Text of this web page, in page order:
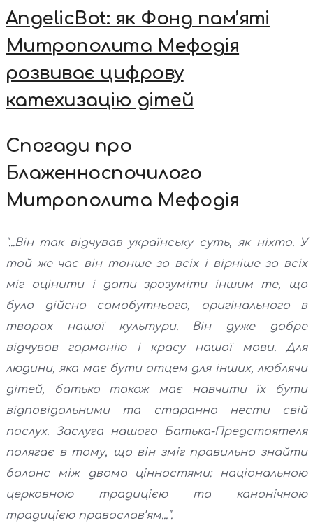
AngelicBot: як Фонд пам’яті
Митрополита Мефодія
розвиває цифрову
катехизацію дітей
Спогади про
Блаженноспочилого
Митрополита Мефодія
"...Він так відчував українську суть, як ніхто. У
той же час він тонше за всіх і вірніше за всіх
міг оцінити і дати зрозуміти іншим те, що
було дійсно самобутнього, оригінального в
творах нашої культури. Він дуже добре
відчував гармонію і красу нашої мови. Для
людини, яка має бути отцем для інших, люблячи
дітей, батько також має навчити їх бути
відповідальними та старанно нести свій
послух. Заслуга нашого Батька-Предстоятеля
полягає в тому, що він зміг правильно знайти
баланс між двома цінностями: національною
церковною традицією та канонічною
традицією православ’ям...".